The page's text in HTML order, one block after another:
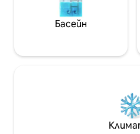
Басейн